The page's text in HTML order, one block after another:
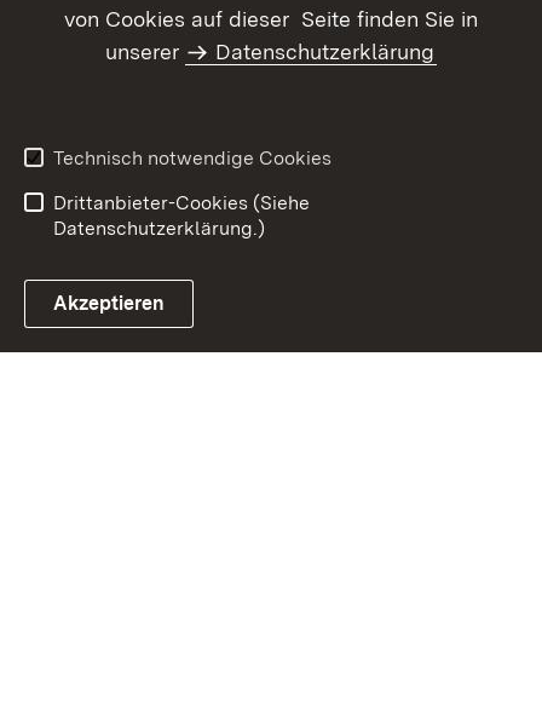
von Cookies auf dieser Seite finden Sie in
unserer
Datenschutzerklärung
Technisch notwendige Cookies
Drittanbieter-Cookies (Siehe
Datenschutzerklärung.)
Akzeptieren